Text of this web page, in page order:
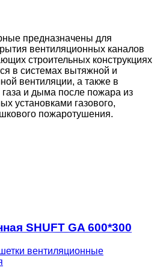
предназначены для
вентиляционных каналов
строительных конструкциях
в системах вытяжной и
вентиляции, а также в
и дыма после пожара из
установками газового,
пожаротушения.
SHUFT GA 600*300
вентиляционные